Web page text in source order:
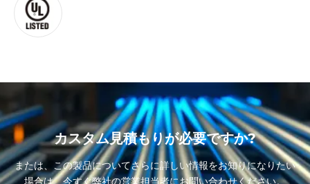
カスタム見積もりが必要ですか?
または、この製品についてさらに詳しい情報をお知りになりたい
場合は、今すぐ弊社の営業担当者にお問い合わせください。